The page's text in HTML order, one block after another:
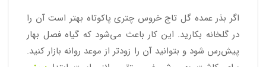
اگر بذر عمده گل تاج خروس چتری پاکوتاه بهتر است آن را
در گلخانه بکارید. این کار باعث می‌شود که گیاه فصل بهار
پیش‌رس شود و بتوانید آن را زودتر از موعد روانه بازار کنید.